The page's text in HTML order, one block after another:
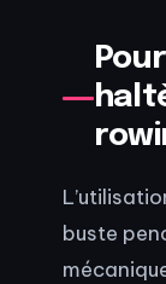
buste